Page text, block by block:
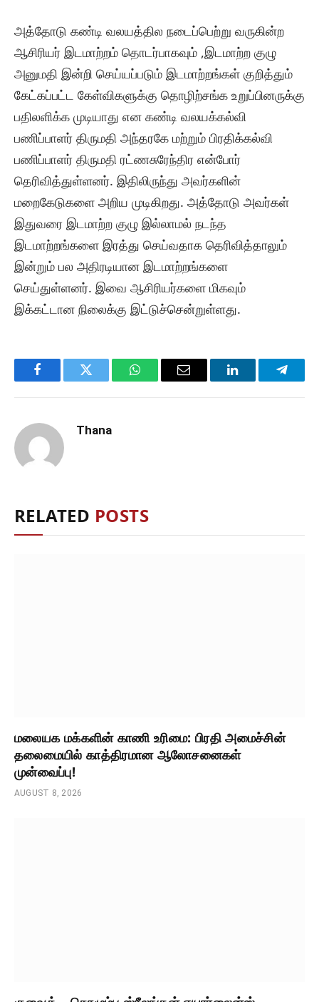
அத்தோடு கண்டி வலயத்தில நடைப்பெற்று வருகின்ற
ஆசிரியர் இடமாற்றம் தொடர்பாகவும் ,இடமாற்ற குழு
அனுமதி இன்றி செய்யப்படும் இடமாற்றங்கள் குறித்தும்
கேட்கப்பட்ட கேள்விகளுக்கு தொழிற்சங்க உறுப்பினருக்கு
பதிலளிக்க முடியாது என கண்டி வலயக்கல்வி
பணிப்பாளர் திருமதி அந்தரகே மற்றும் பிரதிக்கல்வி
பணிப்பாளர் திருமதி ரட்ணசுரேந்திர என்போர்
தெரிவித்துள்ளனர். இதிலிருந்து அவர்களின்
மறைகேடுகளை அறிய முடிகிறது. அத்தோடு அவர்கள்
இதுவரை இடமாற்ற குழு இல்லாமல் நடந்த
இடமாற்றங்களை இரத்து செய்வதாக தெரிவித்தாலும்
இன்றும் பல அதிரடியான இடமாற்றங்களை
செய்துள்ளனர். இவை ஆசிரியர்களை மிகவும்
இக்கட்டான நிலைக்கு இட்டுச்சென்றுள்ளது.
FacebookTwitter WhatsAppEmail LinkedIn
Thana
RELATED POSTS
மலையக மக்களின் காணி உரிமை: பிரதி அமைச்சின்
தலைமையில் காத்திரமான ஆலோசனைகள்
முன்வைப்பு!
AUGUST 8, 2026